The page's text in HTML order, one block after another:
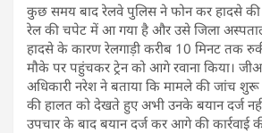
कुछ समय बाद रेलवे पुलिस ने फोन कर हादसे की
रेल की चपेट में आ गया है और उसे जिला अस्पताल
हादसे के कारण रेलगाड़ी करीब 10 मिनट तक
मौके पर पहुंचकर ट्रेन को आगे रवाना किया।
अधिकारी नरेश ने बताया कि मामले की जांच
की हालत को देखते हुए अभी उनके बयान दर्ज
उपचार के बाद बयान दर्ज कर आगे की कार्रवाई